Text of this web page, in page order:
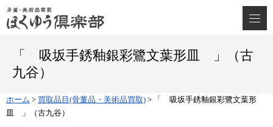
「 吸坂手銹釉銀彩鷺文葉形皿 」（古
九谷）
ホーム > 買取品目(骨董品・美術品買取) >
「 吸坂手銹釉銀彩鷺文葉形
皿 」（古九谷）